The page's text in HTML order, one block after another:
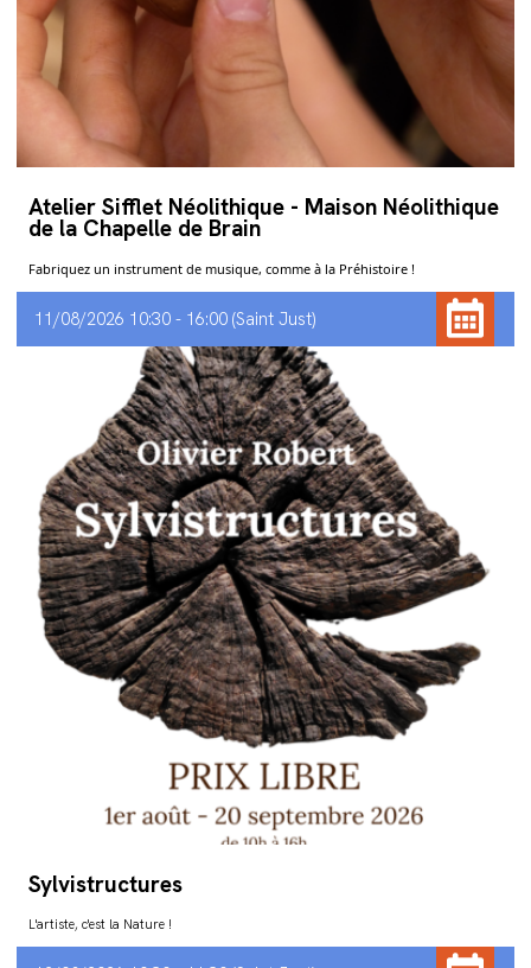
Atelier Sifflet Néolithique - Maison Néolithique
de la Chapelle de Brain
Fabriquez un instrument de musique, comme à la Préhistoire !
11/08/2026 10:30 - 16:00 Saint Just
Sylvistructures
L'artiste, c'est la Nature !